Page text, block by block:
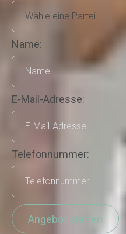
Name:
E-Mail-Adresse:
Telefonnummer: